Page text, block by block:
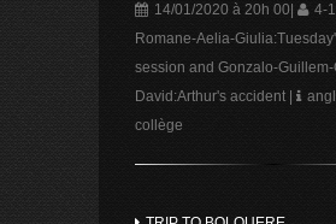
14/01/2020 à 20h 00
4-
Romane-Aelia-
session and Gonzalo-
David:Arthur's accident|
collège